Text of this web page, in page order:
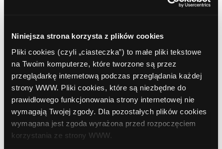
Niniejsza strona korzysta z plików cookies
Pliki cookies (czyli „ciasteczka”) to małe pliki tekstowe
na Twoim komputerze, które tworzone są przez
przeglądarkę internetową podczas przeglądania każdej
strony WWW. Pliki cookies, które są niezbędne do
prawidłowego funkcjonowania strony internetowej nie
wymagają Twojej zgody. Dla pozostałych plików cookies
wymagana jest zgoda wyrażona przed rozpoczęciem
korzystania ze strony WWW.
luty 2020
grudzień 2019
październik 2019
lipiec 2019
czerwiec 2019
maj 2019